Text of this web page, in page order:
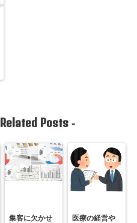
Related Posts-
集客に欠かせ
医療の経営や